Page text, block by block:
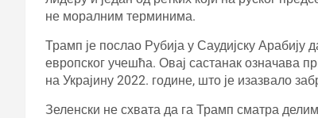
не моралним терминима.
Трамп је послао Рубија у Саудијску Арабију
европског учешћа. Овај састанак означава
на Украјину 2022. године, што је изазвало
Зеленски не схвата да га Трамп сматра